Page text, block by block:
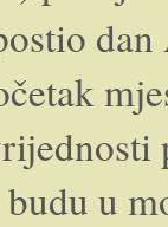
dan
u